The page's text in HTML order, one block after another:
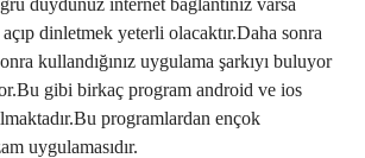
duydunuz internet bağlantınız varsa
dinletmek yeterli olacaktır.Daha sonra
kullandığınız uygulama şarkıyı buluyor
gibi birkaç program android ve ios
programlardan ençok
uygulamasıdır.